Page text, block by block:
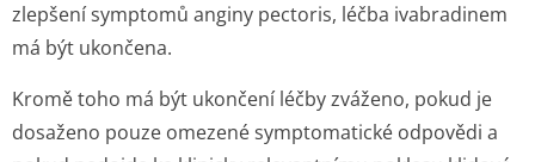
zlepšení symptomů anginy pectoris, léčba ivabradinem
má být ukončena.
Kromě toho má být ukončení léčby zváženo, pokud je
dosaženo pouze omezené symptomatické odpovědi a